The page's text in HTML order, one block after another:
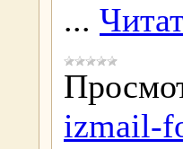
...
izmail-